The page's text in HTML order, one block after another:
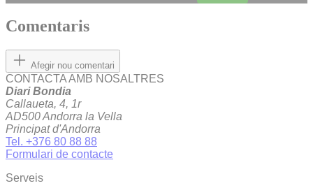
Comentaris
Afegir nou comentari
CONTACTA AMB NOSALTRES
Diari Bondia
Callaueta, 4, 1r
AD500 Andorra la Vella
Principat d'Andorra
Tel. +376 80 88 88
Formulari de contacte
Serveis